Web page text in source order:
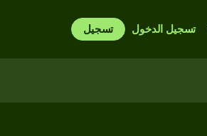
تسجيل الدخول تسجيل